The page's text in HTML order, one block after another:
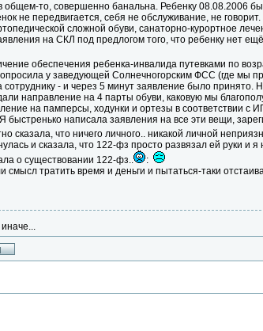
общем-то, совершенно банальна. Ребенку 08.08.2006
не передвигается, себя не обслуживание, не
сложной обуви, санаторно-курортное
на СКЛ под предлогом того, что ребенку нет
обеспечения ребенка-инвалида путевками по
у заведующей Солнечногорским ФСС (где мы
- и через 5 минут заявление было принято.
направление на 4 парты обуви, каковую мы
на памперсы, ходунки и ортезы в соответствии
быстренько написала заявления на все эти вещи,
сказала, что ничего личного.. никакой личной
и сказала, что 122-фз просто развязал ей руки и
о существовании 122-фз..
:
смысл тратить время и деньги и пытаться-таки